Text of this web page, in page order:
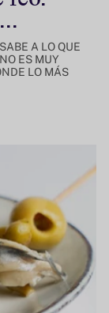
A LO QUE
ES MUY
LO MÁS